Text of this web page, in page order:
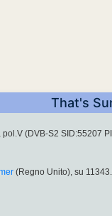
That's
(DVB-S2 SID:55207
(Regno Unito), su